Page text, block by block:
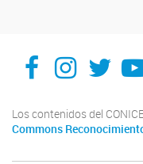
Facebook
X
Los contenidos del
Commons